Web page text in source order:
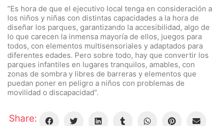
“Es hora de que el ejecutivo local tenga en consideración a
los niños y niñas con distintas capacidades a la hora de
diseñar los parques, garantizando la accesibilidad, algo de
lo que carecen la inmensa mayoría de ellos, juegos para
todos, con elementos multisensoriales y adaptados para
diferentes edades. Pero sobre todo, hay que convertir los
parques infantiles en lugares tranquilos, amables, con
zonas de sombra y libres de barreras y elementos que
puedan poner en peligro a niños con problemas de
movilidad o discapacidad”.
Share: